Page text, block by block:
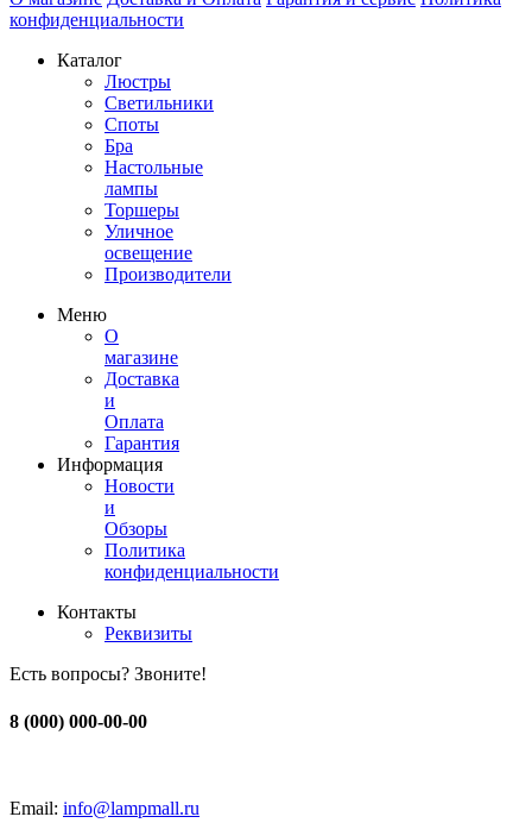
конфиденциальности
Каталог
Люстры
Светильники
Споты
Бра
Настольные
лампы
Торшеры
Уличное
освещение
Производители
Меню
О
магазине
Доставка
и
Оплата
Гарантия
Информация
Новости
и
Обзоры
Политика
конфиденциальности
Контакты
Реквизиты
Есть вопросы? Звоните!
8 (000) 000-00-00
Email: info@lampmall.ru